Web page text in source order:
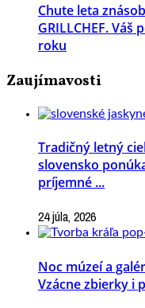
Chute leta
GRILLCHEF.
roku
Zaujímavosti
Tradičný letný
slovensko
príjemné ...
24 júla, 2026
Noc múzeí a
Vzácne zbierky i